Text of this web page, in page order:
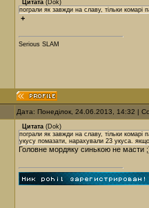
Цитата (Dok)
пограли як завжди на славу, тільки комарі
+
Serious SLAM
Дата: Понеділок, 24.06.2013, 14:32 |
Цитата (Dok)
пограли як завжди на славу, тільки
укусу помазати, нарахували 23 укуса.
Головне мордяку синькою не масти